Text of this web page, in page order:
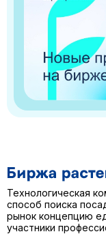
Технологическая
способ поиска
рынок концепцию
участники